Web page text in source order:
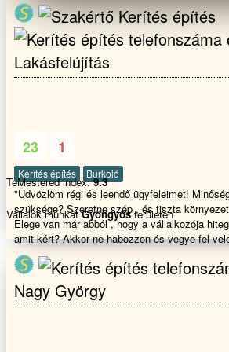
Kúp cserèp kenès.Bádogos munkák.
tetőjavítas ,vihar utáni károk elhárítása.
meló, mi segítünk. Amiben mèg állunk
mindenfèle kőműves munkák. Pl.:
hőszigetelès , tèrkövezès , kerítès èpítès,
Lakásfelújítás
23 1
Kerítés építés Burkoló
"Üdvözlöm régi és leendő ügyfeleimet!
szüksége? Szeretne szép , és tiszta
Elege van már abból , hogy a vállalkozója
amit kért? Akkor ne habozzon és vegye fel
szobafestésre, gipszkartonszerelésre ,
szüksége! Üdvözlettel Tóth Csaba
TeMestered index:9.3
Vállalok munkátGyöngyösterületén
Nagy György